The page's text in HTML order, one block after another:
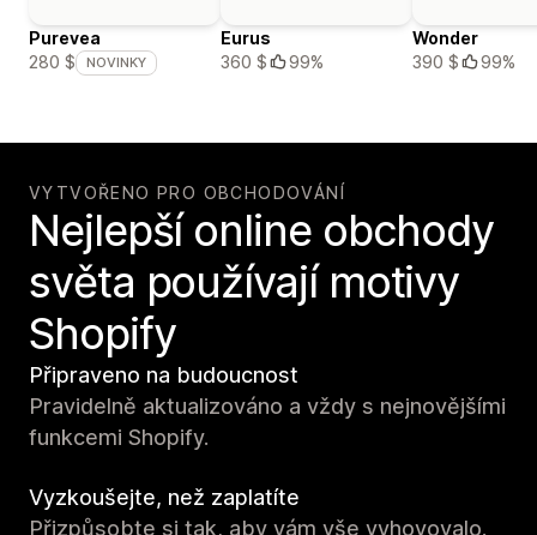
Purevea
280 $
NOVINKY
Eurus
360 $
99%
Wonder
390 $
99%
VYTVOŘENO PRO OBCHODOVÁNÍ
Nejlepší online obchody
světa používají motivy
Shopify
Připraveno na budoucnost
Pravidelně aktualizováno a vždy s nejnovějšími
funkcemi Shopify.
Vyzkoušejte, než zaplatíte
Přizpůsobte si tak, aby vám vše vyhovovalo.